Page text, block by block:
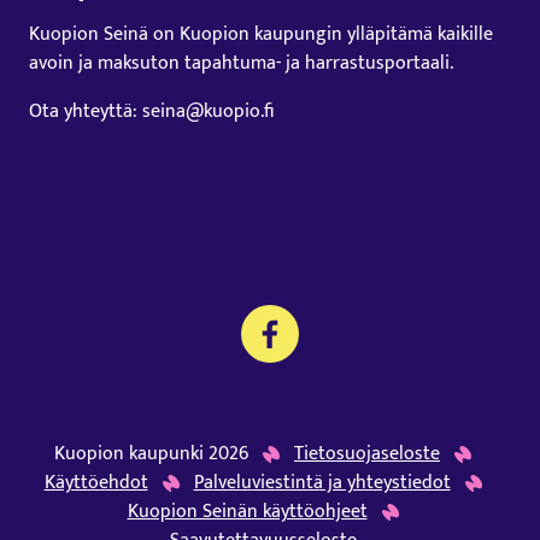
Kuopion Seinä on Kuopion kaupungin ylläpitämä kaikille
avoin ja maksuton tapahtuma- ja harrastusportaali.
Ota yhteyttä: seina@kuopio.fi
Kuopion kaupunki 2026
Tietosuojaseloste
Käyttöehdot
Palveluviestintä ja yhteystiedot
Kuopion Seinän käyttöohjeet